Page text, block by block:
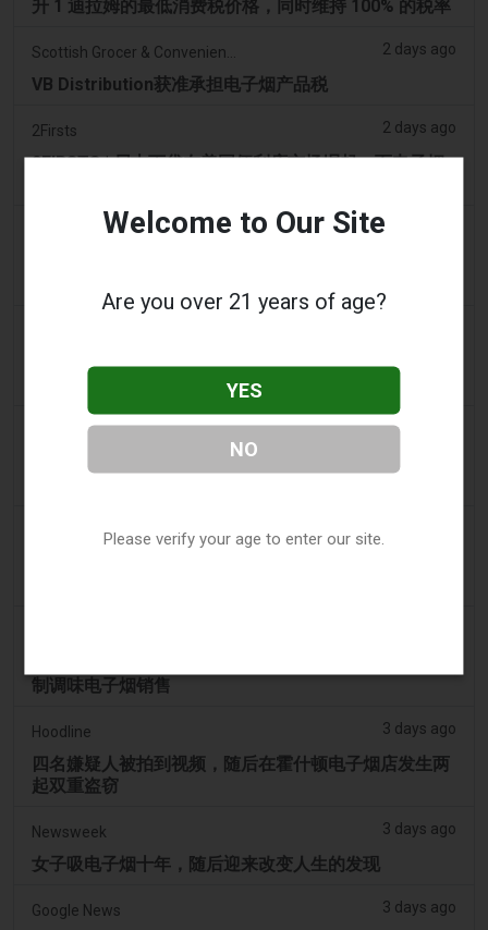
升 1 迪拉姆的最低消费税价格，同时维持 100% 的税率
2 days ago
VB Distribution获准承担电子烟产品税
2Firsts 2 days ago
2FIRSTS | 尼古丁袋在美国便利店市场崛起，而电子烟
The Irish Times 2 days ago
哥斯达黎加新的电子烟法规原定今日生效，但并未生
Tobacco Reporter 2 days ago
Ohio 评估执行非法电子烟销售的权力 – Tobacco
The National
制调味电子烟销售
Hoodline 3 days ago
四名嫌疑人被拍到视频，随后在霍什顿电子烟店发生两
起双重盗窃
Newsweek 3 days ago
女子吸电子烟十年，随后迎来改变人生的发现
Google News 3 days ago
Welcome to Our Site
Are you over 21 years of age?
YES
NO
Please verify your age to enter our site.